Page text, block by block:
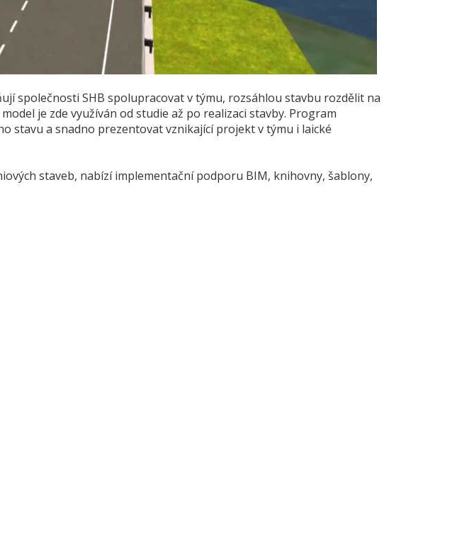
společnosti SHB spolupracovat v týmu, rozsáhlou stavbu rozdělit na
je zde využíván od studie až po realizaci stavby. Program
stavu a snadno prezentovat vznikající projekt v týmu i laické
staveb, nabízí implementační podporu BIM, knihovny, šablony,